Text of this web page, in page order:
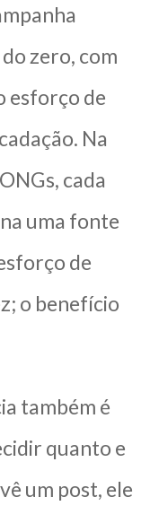
zero, com
esforço de
Na
cada
uma fonte
de
o benefício
também é
quanto e
um post, ele